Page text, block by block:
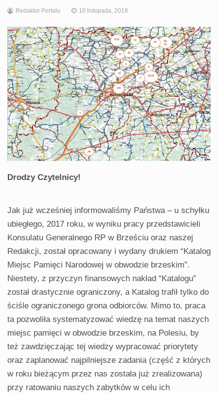
Redaktor Portalu 10 listopada, 2018
Drodzy Czytelnicy!
Jak już wcześniej informowaliśmy Państwa – u schyłku
ubiegłego, 2017 roku, w wyniku pracy przedstawicieli
Konsulatu Generalnego RP w Brześciu oraz naszej
Redakcji, został opracowany i wydany drukiem “Katalog
Miejsc Pamięci Narodowej w obwodzie brzeskim”.
Niestety, z przyczyn finansowych nakład “Katalogu”
został drastycznie ograniczony, a Katalog trafił tylko do
ściśle ograniczonego grona odbiorców. Mimo to, praca
ta pozwoliła systematyzować wiedzę na temat naszych
miejsc pamięci w obwodzie brzeskim, na Polesiu, by
też zawdzięczając tej wiedzy wypracować priorytety
oraz zaplanować najpilniejsze zadania (część z których
w roku bieżącym przez nas została już zrealizowana)
przy ratowaniu naszych zabytków w celu ich